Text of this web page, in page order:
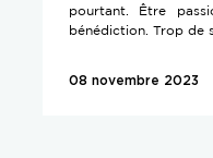
pourtant. Être
bénédiction. Trop de
08 novembre 2023